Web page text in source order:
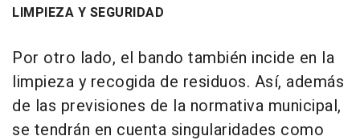
LIMPIEZA Y SEGURIDAD
Por otro lado, el bando también incide en la
limpieza y recogida de residuos. Así, además
de las previsiones de la normativa municipal,
se tendrán en cuenta singularidades como